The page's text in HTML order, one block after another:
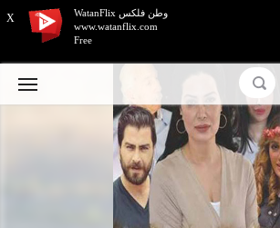
X
وطن فلكس WatanFlix
www.watanflix.com
Free